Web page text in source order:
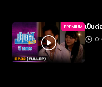
PREMIUM เป็น